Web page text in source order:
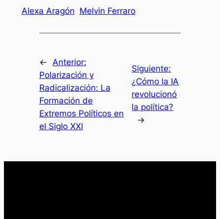
Alexa Aragón Melvin Ferraro
←
Anterior:
Polarización y
Radicalización: La
Formación de
Extremos Políticos en
el Siglo XXI
Siguiente:
¿Cómo la IA
revolucionó
la política?
→